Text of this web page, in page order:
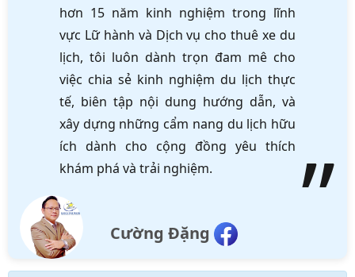
hơn 15 năm kinh nghiệm trong lĩnh
vực Lữ hành và Dịch vụ cho thuê xe du
lịch, tôi luôn dành trọn đam mê cho
việc chia sẻ kinh nghiệm du lịch thực
tế, biên tập nội dung hướng dẫn, và
xây dựng những cẩm nang du lịch hữu
ích dành cho cộng đồng yêu thích
khám phá và trải nghiệm.
Cường Đặng